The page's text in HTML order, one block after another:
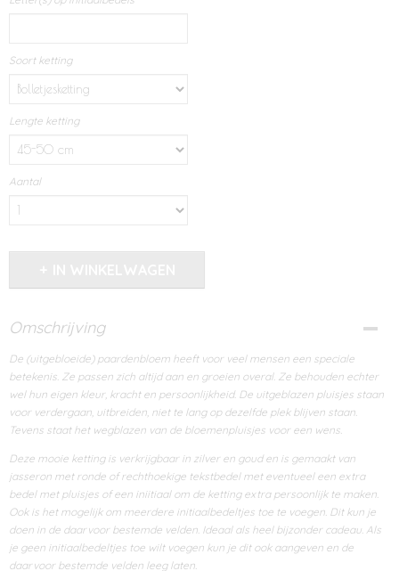
Soort ketting
Lengte ketting
Aantal
Omschrijving
De (uitgebloeide) paardenbloem heeft voor veel mensen een speciale
betekenis. Ze passen zich altijd aan en groeien overal. Ze behouden echter
wel hun eigen kleur, kracht en persoonlijkheid. De uitgeblazen pluisjes staan
voor verdergaan, uitbreiden, niet te lang op dezelfde plek blijven staan.
Tevens staat het wegblazen van de bloemenpluisjes voor een wens.
Deze mooie ketting is verkrijgbaar in zilver en goud en is gemaakt van
jasseron met ronde of rechthoekige tekstbedel met eventueel een extra
bedel met pluisjes of een iniitiaal om de ketting extra persoonlijk te maken.
Ook is het mogelijk om meerdere initiaalbedeltjes toe te voegen. Dit kun je
doen in de daarvoor bestemde velden. Ideaal als heel bijzonder cadeau. Als
je geen initiaalbedeltjes toe wilt voegen kun je dit ook aangeven en de
daarvoor bestemde velden leeg laten.